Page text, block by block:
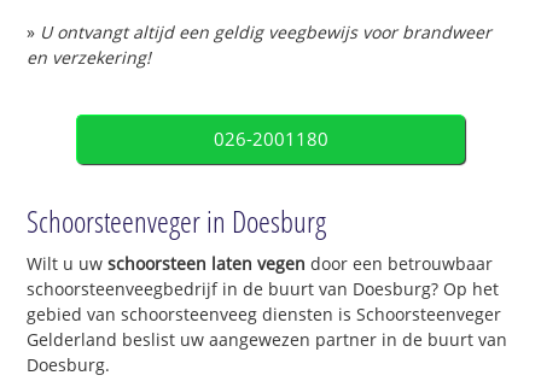
» U ontvangt altijd een geldig veegbewijs voor brandweer
en verzekering!
026-2001180
Schoorsteenveger in Doesburg
Wilt u uwschoorsteen laten vegen door een betrouwbaar
schoorsteenveegbedrijf in de buurt van Doesburg? Op het
gebied van schoorsteenveeg diensten is Schoorsteenveger
Gelderland beslist uw aangewezen partner in de buurt van
Doesburg.